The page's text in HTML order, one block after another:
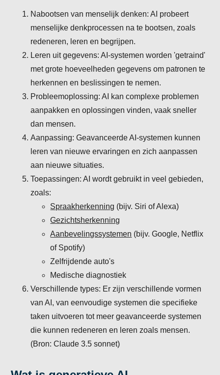
Nabootsen van menselijk denken: AI probeert
menselijke denkprocessen na te bootsen, zoals
redeneren, leren en begrijpen.
Leren uit gegevens: AI-systemen worden 'getraind'
met grote hoeveelheden gegevens om patronen te
herkennen en beslissingen te nemen.
Probleemoplossing: AI kan complexe problemen
aanpakken en oplossingen vinden, vaak sneller
dan mensen.
Aanpassing: Geavanceerde AI-systemen kunnen
leren van nieuwe ervaringen en zich aanpassen
aan nieuwe situaties.
Toepassingen: AI wordt gebruikt in veel gebieden,
zoals:
Spraakherkenning (bijv. Siri of Alexa)
Gezichtsherkenning
Aanbevelingssystemen (bijv. Google, Netflix
of Spotify)
Zelfrijdende auto's
Medische diagnostiek
Verschillende types: Er zijn verschillende vormen
van AI, van eenvoudige systemen die specifieke
taken uitvoeren tot meer geavanceerde systemen
die kunnen redeneren en leren zoals mensen.
(Bron: Claude 3.5 sonnet)